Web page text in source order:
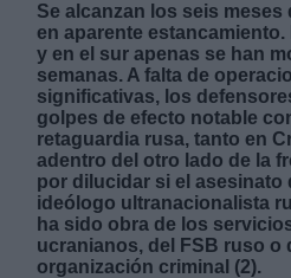
Se alcanzan los seis meses
en aparente
y en el sur apenas se han
semanas. A falta de
significativas, los
golpes de efecto notable
retaguardia rusa, tanto en
adentro del otro lado de la
por dilucidar si el asesinato
ideólogo ultranacionalista
ha sido obra de los
ucranianos, del FSB ruso o
organización criminal (2).
Destinatarios:
Derechos: